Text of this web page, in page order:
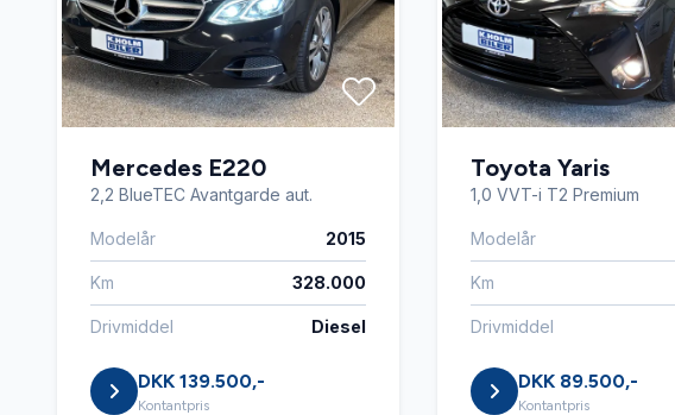
Sædevarme Tagræling
Mercedes E220
2,2 BlueTEC Avantgarde aut.
Modelår 2015
Km 328.000
Drivmiddel Diesel
DKK 139.500,-
Kontantpris
Toyota Yaris
1,0 VVT-i T2 Premium
Modelår
Km
Drivmiddel
DKK 89.500,-
Kontantpris